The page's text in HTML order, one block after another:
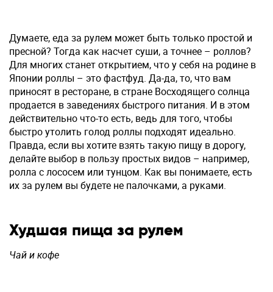
Думаете, еда за рулем может быть только простой и
пресной? Тогда как насчет суши, а точнее – роллов?
Для многих станет открытием, что у себя на родине в
Японии роллы – это фастфуд. Да-да, то, что вам
приносят в ресторане, в стране Восходящего солнца
продается в заведениях быстрого питания. И в этом
действительно что-то есть, ведь для того, чтобы
быстро утолить голод роллы подходят идеально.
Правда, если вы хотите взять такую пищу в дорогу,
делайте выбор в пользу простых видов – например,
ролла с лососем или тунцом. Как вы понимаете, есть
их за рулем вы будете не палочками, а руками.
Худшая пища за рулем
Чай и кофе